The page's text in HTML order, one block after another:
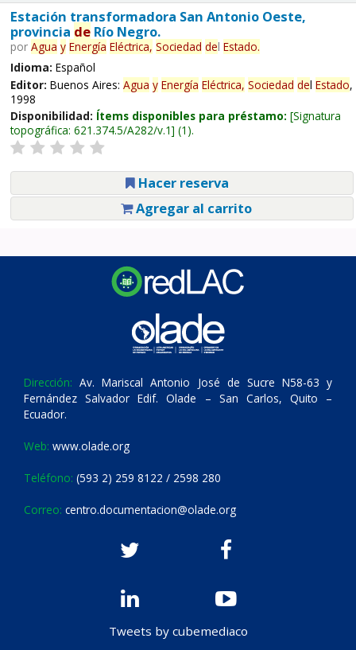
Estación transformadora San Antonio Oeste,
provincia deRío Negro.
por Agua y Energía Eléctrica, Sociedad del Estado.
Idioma: Español
Editor: Buenos Aires: Agua y Energía Eléctrica, Sociedad del Estado,
1998
Disponibilidad: Ítems disponibles para préstamo: Signatura
topográfica: 621.374.5/A282/v.1 (1).
Hacer reserva
Agregar al carrito
Dirección: Av. Mariscal Antonio José de Sucre N58-63 y
Fernández Salvador Edif. Olade – San Carlos, Quito –
Ecuador.
Web: www.olade.org
Teléfono: (593 2) 259 8122 / 2598 280
Correo: centro.documentacion@olade.org
Tweets by cubemediaco